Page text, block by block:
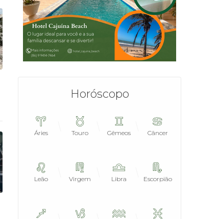
Horóscopo
Áries Touro Gêmeos Câncer
Leão Virgem Libra Escorpião